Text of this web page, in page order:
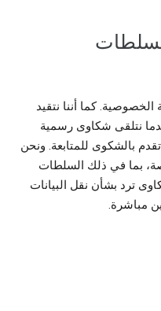
كما أننا نتقيد
نتلقى شكاوى رسمية
بالشكوى للمتابعة. ونحن
بما في ذلك السلطات
ترد بشأن نقل البيانات
مباشرة.